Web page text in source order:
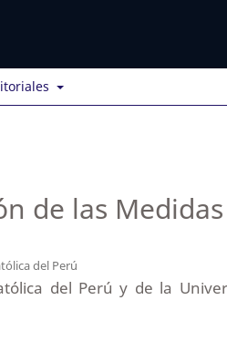
de las
del Perú
del Perú y de la